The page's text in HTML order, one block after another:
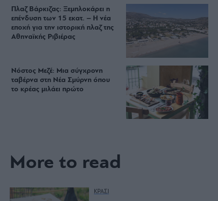
Πλαζ Βάρκιζας: Ξεμπλοκάρει η
επένδυση των 15 εκατ. – Η νέα
εποχή για την ιστορική πλαζ της
Αθηναϊκής Ριβιέρας
Νόστος Μεζέ: Μια σύγχρονη
ταβέρνα στη Νέα Σμύρνη όπου
το κρέας μιλάει πρώτο
More to read
ΚΡΑΣΙ